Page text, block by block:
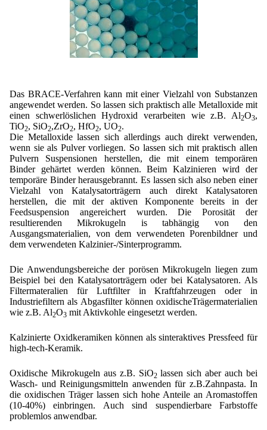
Das BRACE-Verfahren kann mit einer Vielzahl von Substanzen
angewendet werden. So lassen sich praktisch alle Metalloxide mit
einen schwerlöslichen Hydroxid verarbeiten wie z.B. Al2O3,
TiO2, SiO2,ZrO2, HfO2, UO2.
Die Metalloxide lassen sich allerdings auch direkt verwenden,
wenn sie als Pulver vorliegen. So lassen sich mit praktisch allen
Pulvern Suspensionen herstellen, die mit einem temporären
Binder gehärtet werden können. Beim Kalzinieren wird der
temporäre Binder herausgebrannt. Es lassen sich also neben einer
Vielzahl von Katalysatorträgern auch direkt Katalysatoren
herstellen, die mit der aktiven Komponente bereits in der
Feedsuspension angereichert wurden. Die Porosität der
resultierenden Mikrokugeln is tabhängig von den
Ausgangsmaterialien, von dem verwendeten Porenbildner und
dem verwendeten Kalzinier-/Sinterprogramm.
Die Anwendungsbereiche der porösen Mikrokugeln liegen zum
Beispiel bei den Katalysatorträgern oder bei Katalysatoren. Als
Filtermateralien für Luftfilter in Kraftfahrzeugen oder in
Industriefiltern als Abgasfilter können oxidischeTrägermaterialien
wie z.B. Al2O3 mit Aktivkohle eingesetzt werden.
Kalzinierte Oxidkeramiken können als sinteraktives Pressfeed für
high-tech-Keramik.
Oxidische Mikrokugeln aus z.B. SiO2lassen sich aber auch bei
Wasch- und Reinigungsmitteln anwenden für z.B.Zahnpasta. In
die oxidischen Träger lassen sich hohe Anteile an Aromastoffen
(10-40%) einbringen. Auch sind suspendierbare Farbstoffe
problemlos anwendbar.